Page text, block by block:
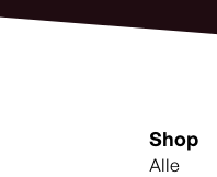
Shop
Alle